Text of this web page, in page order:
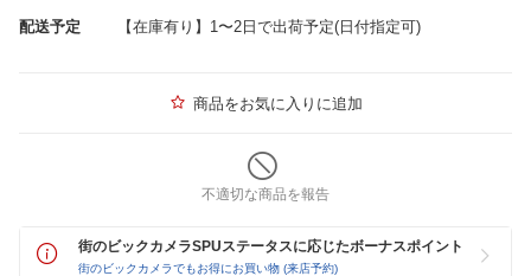
配送予定 【在庫有り】1〜2日で出荷予定(日付指定可)
商品をお気に入りに追加
不適切な商品を報告
街のビックカメラSPUステータスに応じたボーナスポイント
街のビックカメラでもお得にお買い物 (来店予約)